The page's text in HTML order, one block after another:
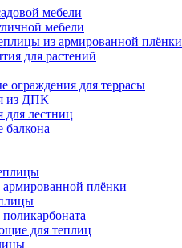
мебели
мебели
из армированной плёнки
для растений
ограждения для террасы
из ДПК
лестниц
балкона
плёнки
для теплиц